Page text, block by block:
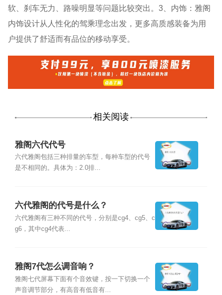
软、刹车无力、路噪明显等问题比较突出。3、内饰：雅阁
内饰设计从人性化的驾乘理念出发，更多高质感装备为用
户提供了舒适而有品位的移动享受。
相关阅读
雅阁六代代号
六代雅阁包括三种排量的车型，每种车型的代号
是不相同的。具体为：2.0排...
六代雅阁的代号是什么？
六代雅阁有三种不同的代号，分别是cg4、cg5、c
g6，其中cg4代表...
雅阁7代怎么调音响？
雅阁七代屏幕下面有个音效键，按一下切换一个
声音调节部分，有高音有低音有...